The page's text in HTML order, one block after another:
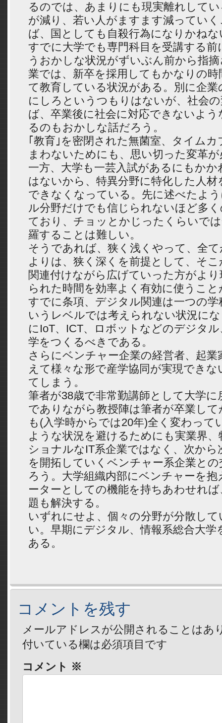
るのでは、あまりにも現実離れして
が減り、若い人がますます減ってい
ば、国としても自殺行為になりかねな
すでに大学でも専門科目を受講する前
うおかしな状況がずいぶん前から指
業では、新卒を採用してもかなりの
て教育している状況がある。別に企
にしろというつもりはないが、社会
ば、卒業後に社会に対応できないよ
るのもおかしな話だろう。
｢教育｣を密閉された無菌室、タイム
まわないためにも、思い切った変革
一方、大学も一芸入試があるにもかか
はないから、特異分野に特化した人
できなくなっている。先に述べたよ
ル分野だけでも信じられないほど多
ており、チョッとかじったくらいで
羅することは難しい。
そうであれば、狭く浅くやって、全
よりは、狭く深くを前提として、そ
関連付けながら広げていった方がよ
られた時間を効率よく有効に使うこ
すでに条項、デジタル関連は一つの
いうレベルでは考えられない状況に
にIoT、ICT、ロボットなどのデジタ
学をつくるべきである。
さらにベンチャー企業の経営者、起
えて様々な形で産学協同が実現でき
てしまう。
筆者が38歳で非常勤講師として大学に
でありながら教授陣は筆者が卒業し
も(入学時からでは20年)全く変わって
ような状況を避けるためにも実業界
ショナルなIT系企業ではなく、次から
を開拓していくベンチャー系企業と
ろう。大学組織内部にベンチャーを
ーターとしての機能を持ちあわせれ
題も解決する。
いずれにせよ、個々の分野が分散し
い。早期にデジタル、情報系総合大
ある。
コメントを残す
メールアドレスが公開されることはあ
付いている欄は必須項目です
コメント ※